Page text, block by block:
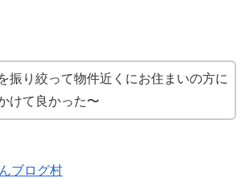
振り絞って物件近くにお住まいの方に
けて良かった〜
ブログ村